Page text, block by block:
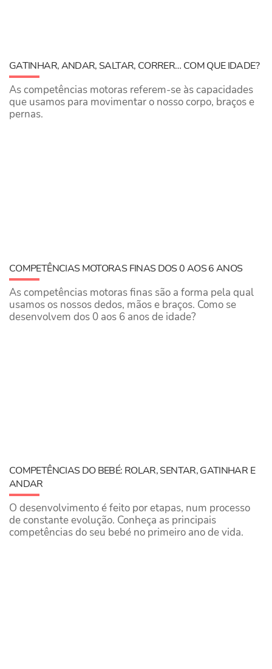
GATINHAR, ANDAR, SALTAR, CORRER… COM QUE IDADE?
As competências motoras referem-se às capacidades
que usamos para movimentar o nosso corpo, braços e
pernas.
COMPETÊNCIAS MOTORAS FINAS DOS 0 AOS 6 ANOS
As competências motoras finas são a forma pela qual
usamos os nossos dedos, mãos e braços. Como se
desenvolvem dos 0 aos 6 anos de idade?
COMPETÊNCIAS DO BEBÉ: ROLAR, SENTAR, GATINHAR E
ANDAR
O desenvolvimento é feito por etapas, num processo
de constante evolução. Conheça as principais
competências do seu bebé no primeiro ano de vida.